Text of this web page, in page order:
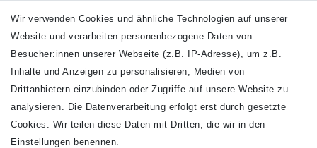
VERSANDARTEN
Wir verwenden Cookies und ähnliche Technologien auf unserer
Website und verarbeiten personenbezogene Daten von
Besucher:innen unserer Webseite (z.B. IP-Adresse), um z.B.
Inhalte und Anzeigen zu personalisieren, Medien von
Drittanbietern einzubinden oder Zugriffe auf unsere Website zu
analysieren. Die Datenverarbeitung erfolgt erst durch gesetzte
Cookies. Wir teilen diese Daten mit Dritten, die wir in den
Einstellungen benennen.